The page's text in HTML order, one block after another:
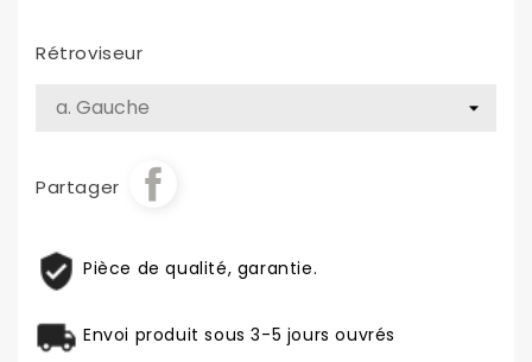
Rétroviseur
Partager
Pièce de qualité, garantie.
Envoi produit sous 3-5 jours ouvrés